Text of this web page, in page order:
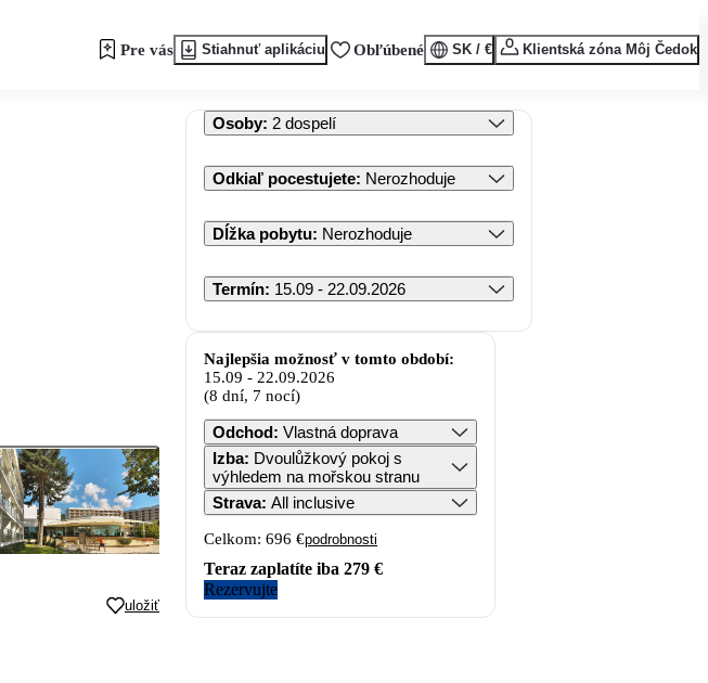
Pre vás Stiahnuť aplikáciu Obľúbené SK / € Klientská zóna Môj Čedok
uložiť
Osoby: 2 dospelí
Odkiaľ pocestujete: Nerozhoduje
Dĺžka pobytu: Nerozhoduje
Termín: 15.09 - 22.09.2026
Najlepšia možnosť v tomto období:
15.09 - 22.09.2026
(8 dní, 7 nocí)
Odchod: Vlastná doprava
Izba: Dvoulůžkový pokoj s
výhledem na mořskou stranu
Strava: All inclusive
Celkom: 696 €podrobnosti
Teraz zaplatíte iba 279 €
Rezervujte